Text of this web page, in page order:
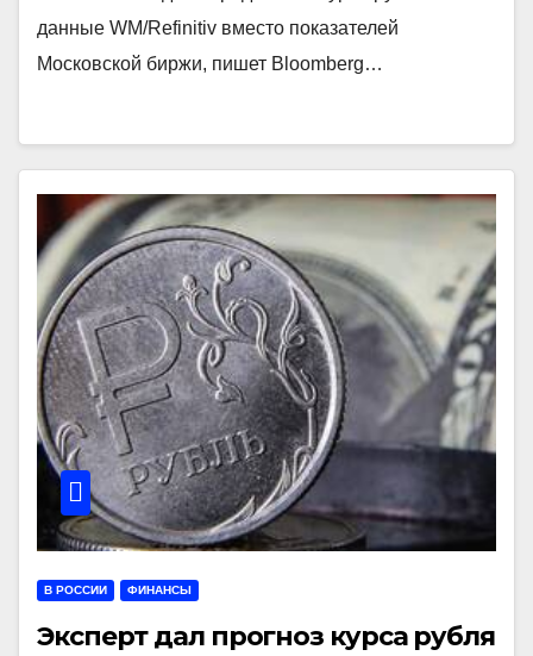
данные WM/Refinitiv вместо показателей
Московской биржи, пишет Bloomberg…
В РОССИИ ФИНАНСЫ
Эксперт дал прогноз курса рубля